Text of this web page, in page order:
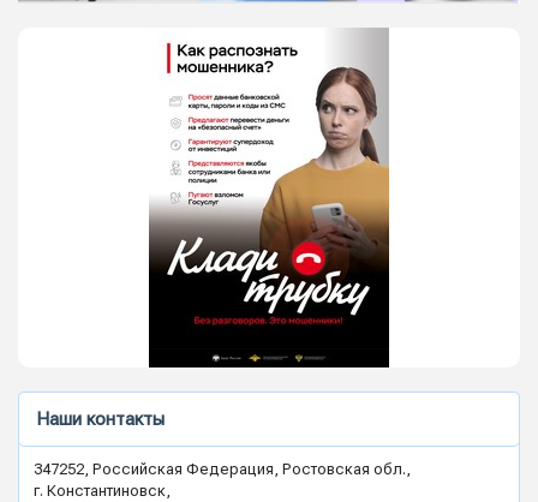
Наши контакты
347252, Российская Федерация, Ростовская обл.,
г. Константиновск,